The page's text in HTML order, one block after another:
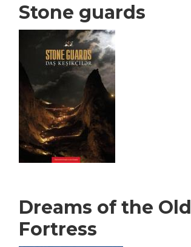
Stone guards
Dreams of the Old
Fortress